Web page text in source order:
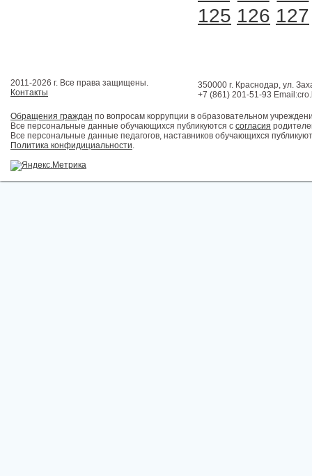
125 126 127
2011-2026 г. Все права защищены.
Контакты
350000 г. Краснодар, ул.
+7 (861) 201-51-93
Обращения граждан по вопросам коррупции в образовательном
Все персональные данные обучающихся публикуются с согласия
Все персональные данные педагогов, наставников обучающихся
Политика конфидициальности.